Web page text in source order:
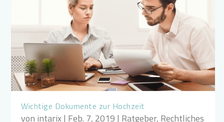
Wichtige Dokumente zur Hochzeit
von intarix| Feb. 7, 2019 | Ratgeber, Rechtliches